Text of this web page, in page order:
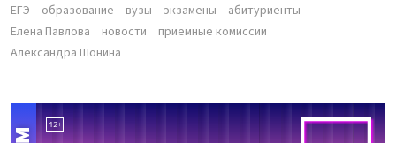
ЕГЭ образование вузы экзамены
абитуриенты
Елена Павлова
новости
приемные комиссии
Александра Шонина